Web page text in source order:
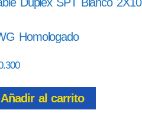
Homologado
Añadir al carrito